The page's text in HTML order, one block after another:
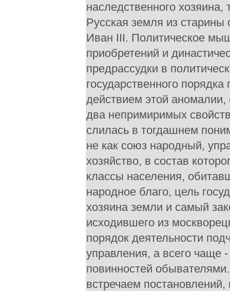
наследственного
Русская земля из
Иван III. Политическое
приобретений и
предрассудки в
государственного
действием этой
два непримиримых
слилась в тогдашнем
не как союз народный,
хозяйство, в состав
классы населения,
народное благо, цель
хозяина земли и самый
исходившего из
порядок деятельности
управления, а всего чаще
повинностей
встречаем